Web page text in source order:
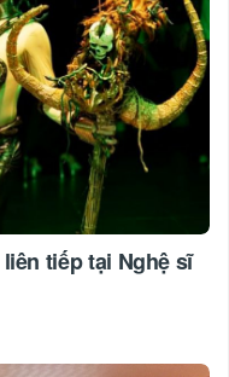
tiếp tại Nghệ sĩ